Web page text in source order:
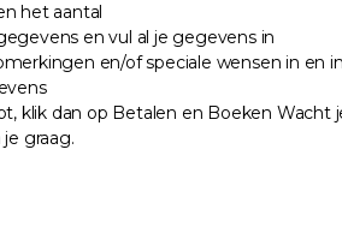
het aantal
en vul al je gegevens in
en/of speciale wensen in en
klik dan op Betalen en Boeken
graag.